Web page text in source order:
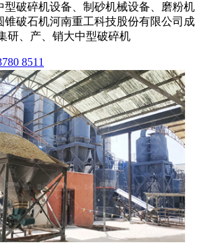
型破碎机设备、制砂机械设备、磨粉机
锥破石机河南重工科技股份有限公司成
研、产、销大中型破碎机
8511